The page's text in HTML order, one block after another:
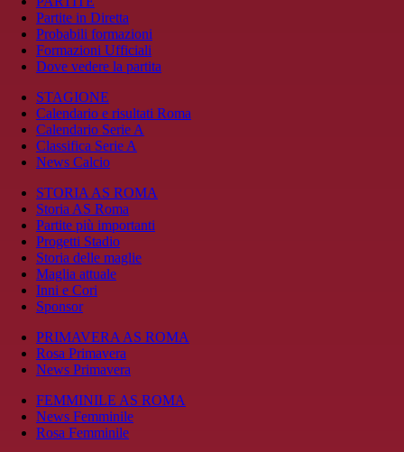
Partite in Diretta
Probabili formazioni
Formazioni Ufficiali
Dove vedere la partita
STAGIONE
Calendario e risultati Roma
Calendario Serie A
Classifica Serie A
News Calcio
STORIA AS ROMA
Storia AS Roma
Partite più importanti
Progetti Stadio
Storia delle maglie
Maglia attuale
Inni e Cori
Sponsor
PRIMAVERA AS ROMA
Rosa Primavera
News Primavera
FEMMINILE AS ROMA
News Femminile
Rosa Femminile